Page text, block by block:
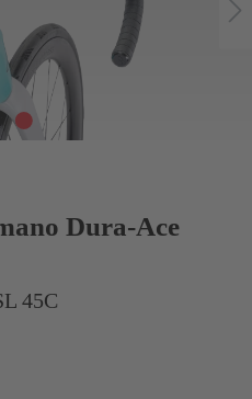
Dura-Ace
45C